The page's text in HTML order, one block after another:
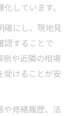
しています。
確にし、現地見
認することで
例や近隣の相場
受けることが安
や修繕履歴、法